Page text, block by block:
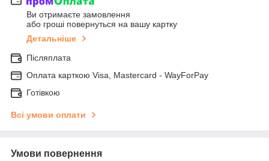
Ви отримаєте замовлення
або гроші повернуться на вашу картку
Детальніше
Післяплата
Оплата карткою Visa, Mastercard - WayForPay
Готівкою
Всі умови оплати
Умови повернення